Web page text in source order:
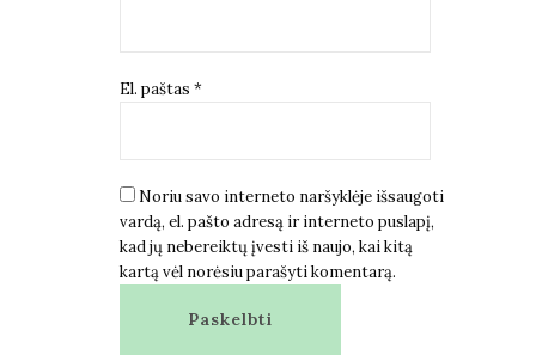
El. paštas *
Noriu savo interneto naršyklėje išsaugoti
vardą, el. pašto adresą ir interneto puslapį,
kad jų nebereiktų įvesti iš naujo, kai kitą
kartą vėl norėsiu parašyti komentarą.